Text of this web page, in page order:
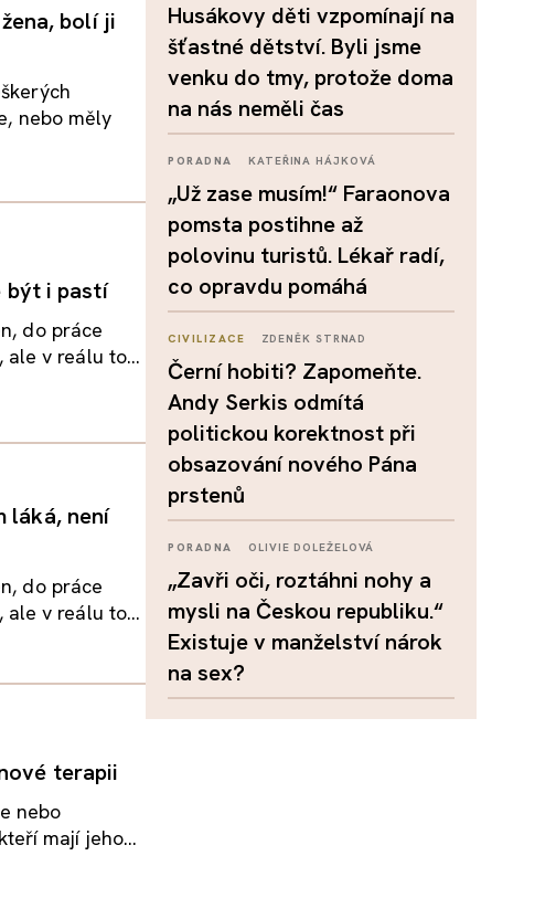
bolí ji
nebo měly
být i pastí
do práce
ale v reálu to...
láká, není
do práce
ale v reálu to...
terapii
nebo
mají jeho...
Husákovy děti vzpomínají na
šťastné dětství. Byli jsme
venku do tmy, protože doma
na nás neměli čas
PORADNA KATEŘINA HÁJKOVÁ
„Už zase musím!“ Faraonova
pomsta postihne až
polovinu turistů. Lékař radí,
co opravdu pomáhá
CIVILIZACE ZDENĚK STRNAD
Černí hobiti? Zapomeňte.
Andy Serkis odmítá
politickou korektnost při
obsazování nového Pána
prstenů
PORADNA OLIVIE DOLEŽELOVÁ
„Zavři oči, roztáhni nohy a
mysli na Českou republiku.“
Existuje v manželství nárok
na sex?